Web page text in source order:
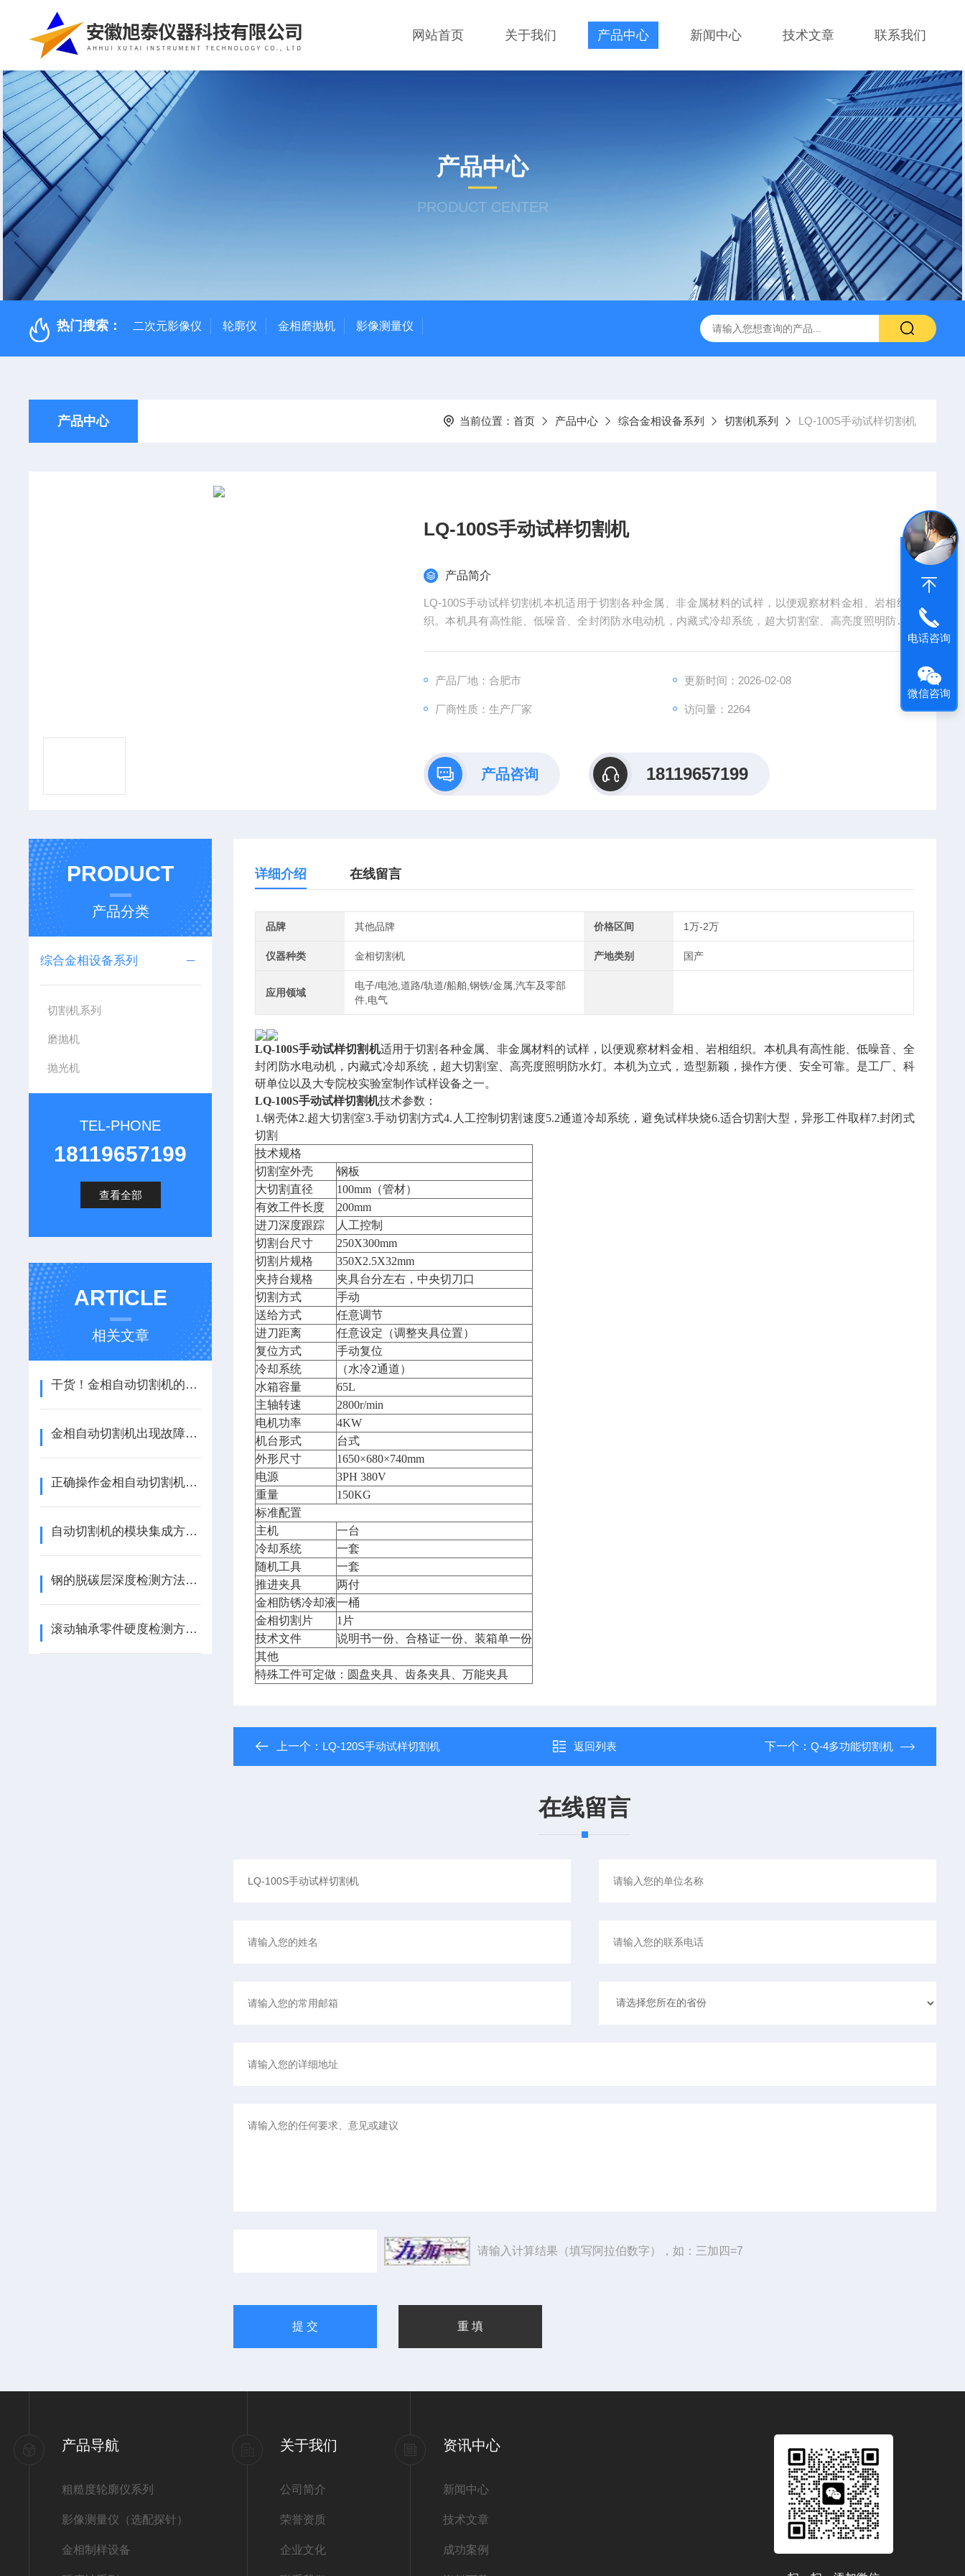
网站首页 关于我们 产品中心 新闻中心 技术文章 联系我们
产品中心
PRODUCT CENTER
热门搜索： 二次元影像仪 轮廓仪 金相磨抛机 影像测量仪
产品中心 当前位置： 首页 产品中心 综合金相设备系列 切割机系列 LQ-100S手动试样切割机
LQ-100S手动试样切割机
产品简介
LQ-100S手动试样切割机本机适用于切割各种金属、非金属材料的试样，以便观察材料金相、岩相组
织。本机具有高性能、低噪音、全封闭防水电动机，内藏式冷却系统，超大切割室、高亮度照明防水
产品厂地：合肥市 更新时间：2026-02-08
厂商性质：生产厂家 访问量：2264
产品咨询 18119657199
PRODUCT
产品分类
综合金相设备系列
切割机系列
磨抛机
抛光机
TEL-PHONE
18119657199
查看全部
ARTICLE
相关文章
干货！金相自动切割机的正确使用方法大揭秘
金相自动切割机出现故障后的相应解决方法介绍
正确操作金相自动切割机是为科研工作提供有力支持
自动切割机的模块集成方法介绍
钢的脱碳层深度检测方法（ZT）
滚动轴承零件硬度检测方法（ZT）
详细介绍 在线留言
品牌 其他品牌 价格区间 1万-2万
仪器种类 金相切割机 产地类别 国产
应用领域
电子/电池,道路/轨道/船舶,钢铁/金属,汽车及零部
件,电气
LQ-100S手动试样切割机适用于切割各种金属、非金属材料的试样，以便观察材料金相、岩相组织。本机具有高性能、低噪音、全
封闭防水电动机，内藏式冷却系统，超大切割室、高亮度照明防水灯。本机为立式，造型新颖，操作方便、安全可靠。是工厂、科
研单位以及大专院校实验室制作试样设备之一。
LQ-100S手动试样切割机技术参数：
1.钢壳体2.超大切割室3.手动切割方式4.人工控制切割速度5.2通道冷却系统，避免试样块烧6.适合切割大型，异形工件取样7.封闭式
切割
技术规格
切割室外壳
钢板
大切割直径
100mm（管材）
有效工件长度
200mm
进刀深度跟踪
人工控制
切割台尺寸
250X300mm
切割片规格
350X2.5X32mm
夹持台规格
夹具台分左右，中央切刀口
切割方式
手动
送给方式
任意调节
进刀距离
任意设定（调整夹具位置）
复位方式
手动复位
冷却系统
（水冷2通道）
水箱容量
65L
主轴转速
2800r/min
电机功率
4KW
机台形式
台式
外形尺寸
1650×680×740mm
电源
3PH 380V
重量
150KG
标准配置
主机
一台
冷却系统
一套
随机工具
一套
推进夹具
两付
金相防锈冷却液一桶
金相切割片
1片
技术文件
说明书一份、合格证一份、装箱单一份
其他
特殊工件可定做：圆盘夹具、齿条夹具、万能夹具
上一个： LQ-120S手动试样切割机 返回列表 下一个： Q-4多功能切割机
在线留言
请输入计算结果（填写阿拉伯数字），如：三加四=7
产品导航
粗糙度轮廓仪系列
影像测量仪（选配探针）
金相制样设备
关于我们
公司简介
荣誉资质
企业文化
资讯中心
新闻中心
技术文章
成功案例
电话咨询
微信咨询